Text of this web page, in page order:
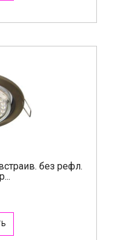
без рефл.